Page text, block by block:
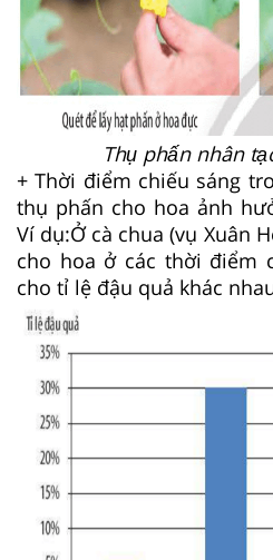
Thụ phấn nhân
+ Thời điểm chiếu sáng
thụ phấn cho hoa ảnh
Ví dụ:Ở cà chua (vụ Xuân
cho hoa ở các thời điểm
cho tỉ lệ đậu quả khác